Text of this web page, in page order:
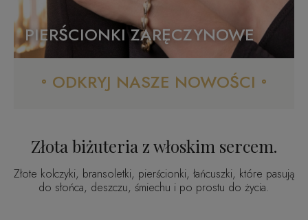
PIERŚCIONKI ZARĘCZYNOWE
ODKRYJ NASZE NOWOŚCI
Złota biżuteria z włoskim sercem.
Złote kolczyki, bransoletki, pierścionki, łańcuszki, które pasują
do słońca, deszczu, śmiechu i po prostu do życia.